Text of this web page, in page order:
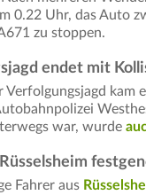
0.22 Uhr, das Auto
zu stoppen.
endet mit
Verfolgungsjagd kam
war, wurde
Fahrer aus